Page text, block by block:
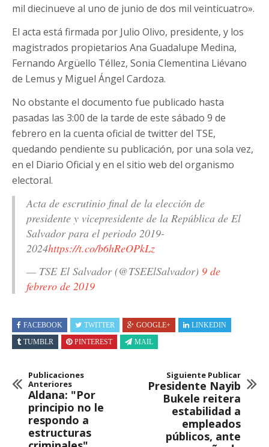
mil diecinueve al uno de junio de dos mil veinticuatro».
El acta está firmada por Julio Olivo, presidente, y los
magistrados propietarios Ana Guadalupe Medina,
Fernando Argüello Téllez, Sonia Clementina Liévano
de Lemus y Miguel Ángel Cardoza.
No obstante el documento fue publicado hasta
pasadas las 3:00 de la tarde de este sábado 9 de
febrero en la cuenta oficial de twitter del TSE,
quedando pendiente su publicación, por una sola vez,
en el Diario Oficial y en el sitio web del organismo
electoral.
Acta de escrutinio final de la elección de
presidente y vicepresidente de la República de El
Salvador para el periodo 2019-
2024https://t.co/b6hReOPkLz
— TSE El Salvador (@TSEElSalvador) 9 de
febrero de 2019
FACEBOOK TWITTER GOOGLE+
LINKEDIN
TUMBLR
PINTEREST MAIL
Publicaciones
Anteriores
Aldana: "Por
principio no le
respondo a
estructuras
Siguiente Publicar
Presidente Nayib
Bukele reitera
estabilidad a
empleados
públicos, ante